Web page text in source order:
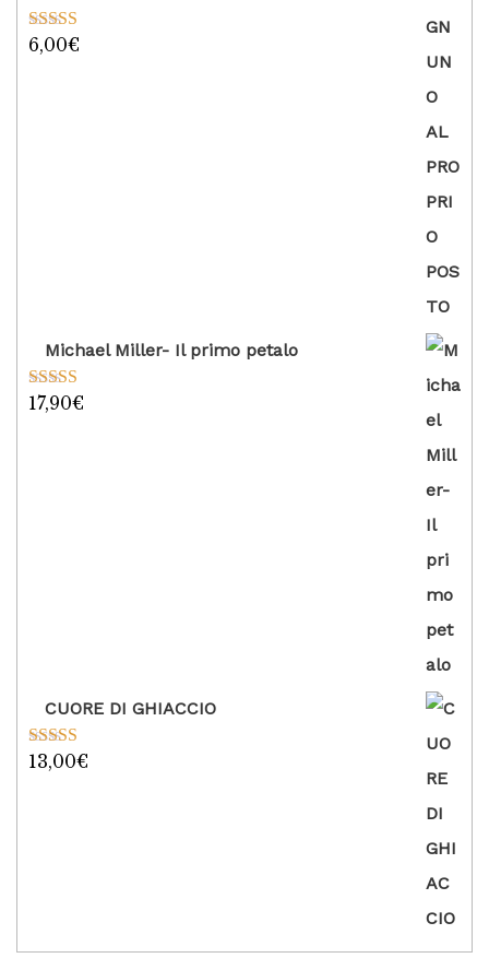
Valutato
6,00€
Michael Miller- Il primo petalo
Valutato
17,90€
CUORE DI GHIACCIO
Valutato
13,00€